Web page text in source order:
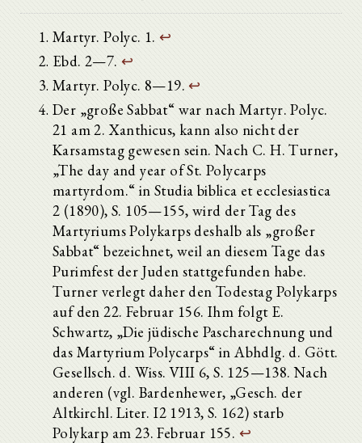
Martyr. Polyc. 1. ↩
Ebd. 2—7. ↩
Martyr. Polyc. 8—19. ↩
Der „große Sabbat“ war nach Martyr. Polyc.
21 am 2. Xanthicus, kann also nicht der
Karsamstag gewesen sein. Nach C. H. Turner,
„The day and year of St. Polycarps
martyrdom.“ in Studia biblica et ecclesiastica
2 (1890), S. 105—155, wird der Tag des
Martyriums Polykarps deshalb als „großer
Sabbat“ bezeichnet, weil an diesem Tage das
Purimfest der Juden stattgefunden habe.
Turner verlegt daher den Todestag Polykarps
auf den 22. Februar 156. Ihm folgt E.
Schwartz, „Die jüdische Pascharechnung und
das Martyrium Polycarps“ in Abhdlg. d. Gött.
Gesellsch. d. Wiss. VIII 6, S. 125—138. Nach
anderen (vgl. Bardenhewer, „Gesch. der
Altkirchl. Liter. I2 1913, S. 162) starb
Polykarp am 23. Februar 155. ↩